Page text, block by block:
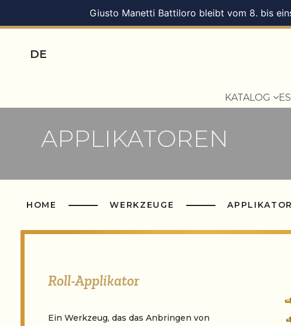
Giusto Manetti Battiloro bleibt vom 8. bis
DE
KATALOG
APPLIKATOREN
HOME WERKZEUGE
Roll-Applikator
Ein Werkzeug, das das Anbringen von